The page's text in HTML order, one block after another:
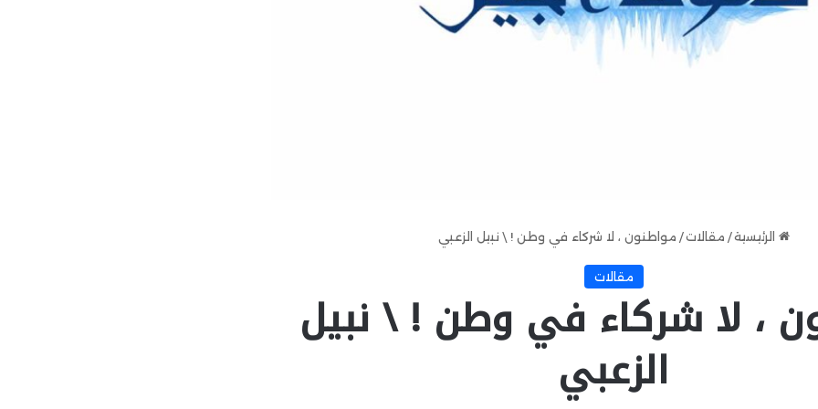
الرئيسية / مقالات / مواطنون ، لا شركاء في وطن ! \ نبيل الزعبي
مقالات
، لا شركاء في وطن ! \ نبيل
الزعبي